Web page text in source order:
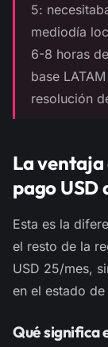
5:
mediodía
6-8 horas
base
resolución
La
pago USD
Esta es la
el resto de la
USD 25/mes,
en el estado de
Qué significa